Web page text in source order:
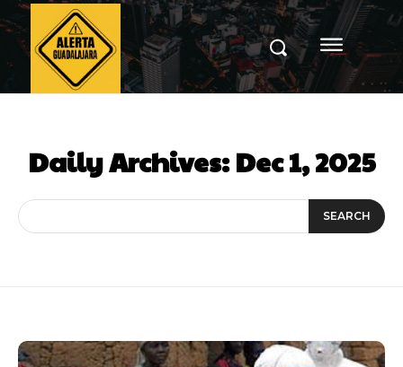
Daily Archives: Dec 1, 2025
SEARCH